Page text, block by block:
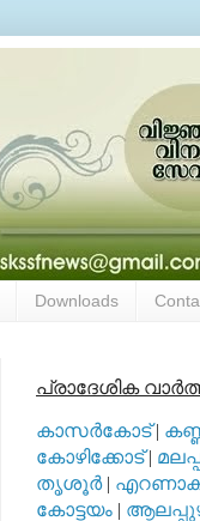
Downloads
പ്രാദേശിക
കാസര്‍കോട്|
കോഴിക്കോട്|
തൃശൂര്‍|
കോട്ടയം |